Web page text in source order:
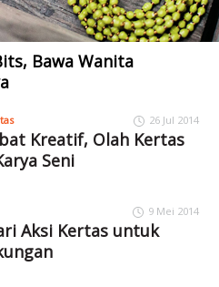
Bawa Wanita
26 Jul 2014
Kreatif, Olah Kertas
Seni
9 Mei 2014
Aksi Kertas untuk